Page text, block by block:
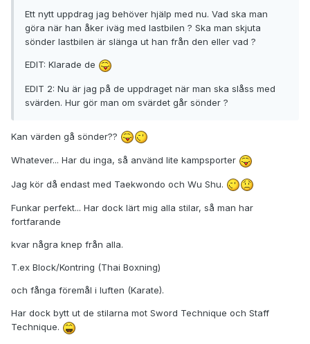
Ett nytt uppdrag jag behöver hjälp med nu. Vad ska man
göra när han åker iväg med lastbilen ? Ska man skjuta
sönder lastbilen är slänga ut han från den eller vad ?
EDIT: Klarade de
EDIT 2: Nu är jag på de uppdraget när man ska slåss med
svärden. Hur gör man om svärdet går sönder ?
Kan värden gå sönder??
Whatever... Har du inga, så använd lite kampsporter
Jag kör då endast med Taekwondo och Wu Shu.
Funkar perfekt... Har dock lärt mig alla stilar, så man har
fortfarande
kvar några knep från alla.
T.ex Block/Kontring (Thai Boxning)
och fånga föremål i luften (Karate).
Har dock bytt ut de stilarna mot Sword Technique och Staff
Technique.